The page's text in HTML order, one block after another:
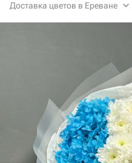
Доставка цветов в Ереване